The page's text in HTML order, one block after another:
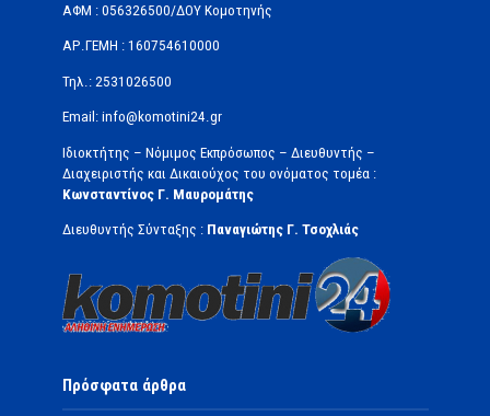
ΑΦΜ : 056326500/ΔOΥ Κομοτηνής
ΑΡ.ΓΕΜΗ : 160754610000
Τηλ.: 2531026500
Email: info@komotini24.gr
Ιδιοκτήτης – Νόμιμος Εκπρόσωπος – Διευθυντής –
Διαχειριστής και Δικαιούχος του ονόματος τομέα :
Κωνσταντίνος Γ. Μαυρομάτης
Διευθυντής Σύνταξης : Παναγιώτης Γ. Τσοχλιάς
Πρόσφατα άρθρα